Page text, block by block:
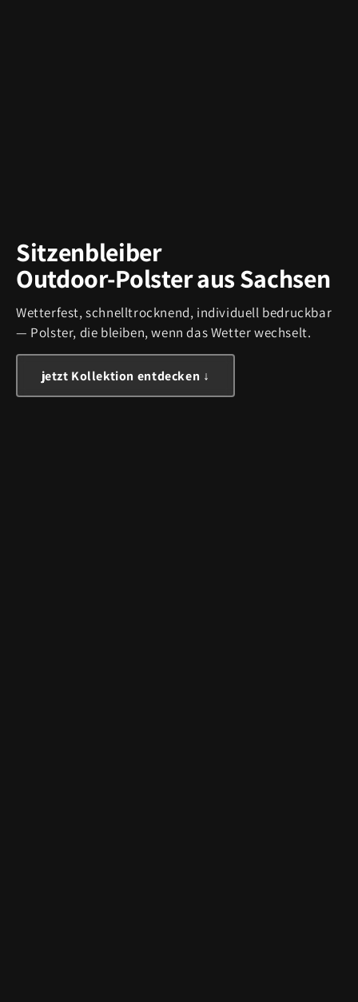
Sitzenbleiber
Outdoor-Polster aus Sachsen
Wetterfest, schnelltrocknend, individuell bedruckbar
— Polster, die bleiben, wenn das Wetter wechselt.
jetzt Kollektion entdecken ↓